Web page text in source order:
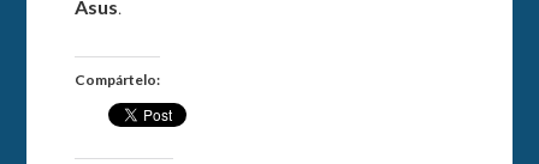
Asus.
Compártelo: